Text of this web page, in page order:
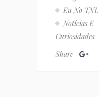
Eu No TNL
Notícias E
Curiosidades
Share